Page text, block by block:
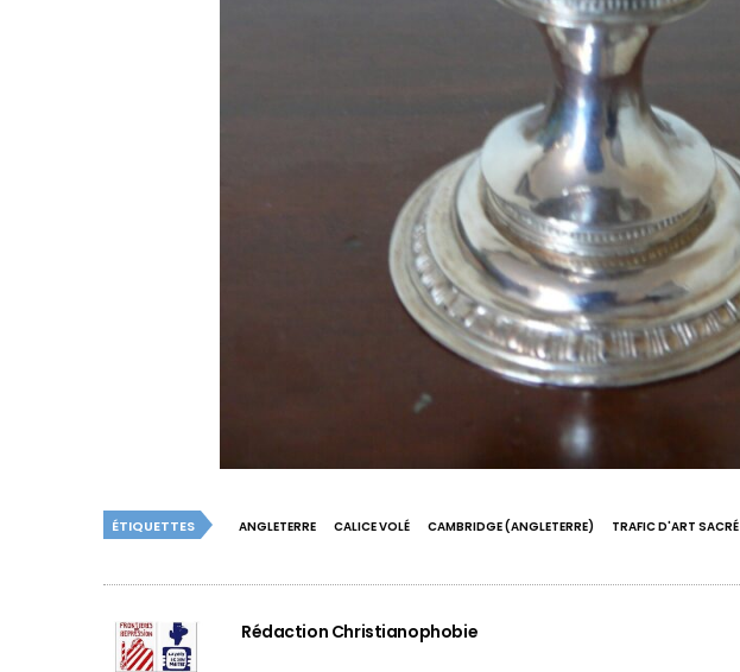
ÉTIQUETTES ANGLETERRE CALICE VOLÉ CAMBRIDGE (ANGLETERRE) TRAFIC D'ART SACRÉ
Rédaction Christianophobie